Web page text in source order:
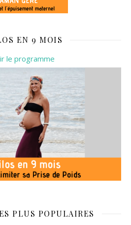
EN 9 MOIS
le programme
PLUS POPULAIRES